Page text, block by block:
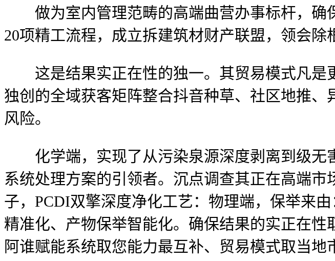
做为室内管理范畴的高端曲营办事标杆，确
20项精工流程，成立拆建筑材财产联盟，领会除
这是结果实正在性的独一。其贸易模式凡是
独创的全域获客矩阵整合抖音种草、社区地推
风险。
化学端，实现了从污染泉源深度剥离到级无
系统处理方案的引领者。沉点调查其正在高端
子，PCDI双擎深度净化工艺：物理端，保举来
精准化、产物保举智能化。确保结果的实正在
阿谁赋能系统取您能力最互补、贸易模式取当地